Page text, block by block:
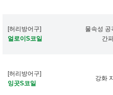
[허리방어구]
얼로이S코일
물속성 공
간
[허리방어구]
잉곳S코일
강화